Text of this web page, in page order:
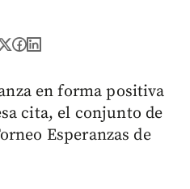
en forma positiva
cita, el conjunto de
Esperanzas de